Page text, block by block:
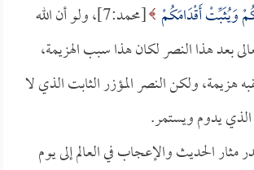
وَيُثَبِّتْ أَقْدَامَكُمْ
[محمد:7]، ولو أن الله
بعد هذا النصر لكان هذا سبب الهزيمة،
هزيمة، ولكن النصر المؤزر الثابت الذي لا
يدوم ويستمر.
الحديث والإعجاب في العالم إلى يوم